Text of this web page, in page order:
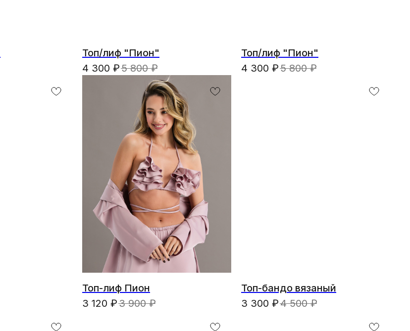
Топ/лиф "Пион"
4 300 ₽5 800 ₽
Топ/лиф "Пион"
4 300 ₽5 800 ₽
Топ-лиф Пион
3 120 ₽3 900 ₽
Топ-бандо вязаный
3 300 ₽4 500 ₽